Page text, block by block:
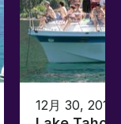
12月 30, 2019